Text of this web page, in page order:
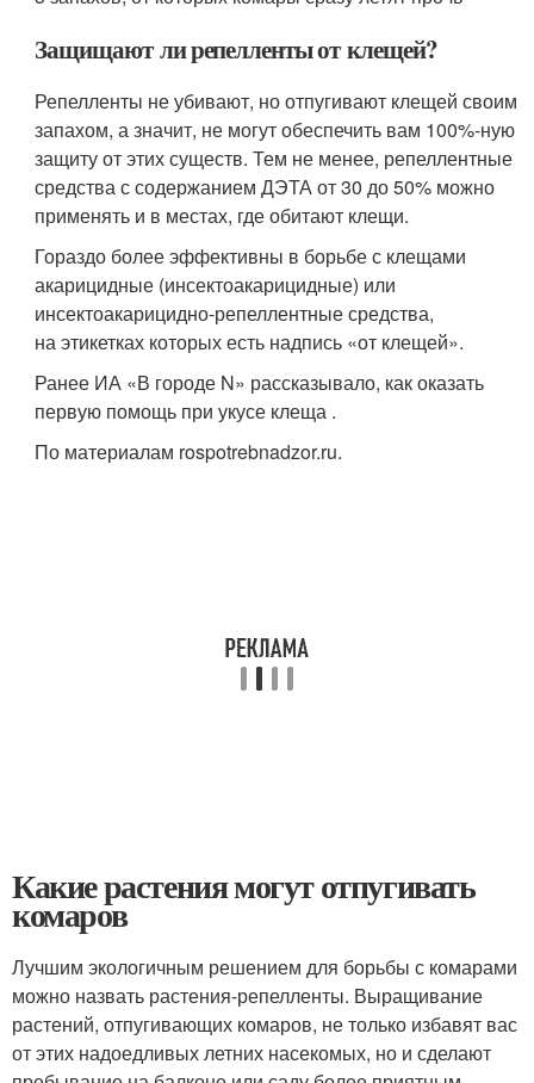
Защищают ли репелленты от клещей?
Репелленты не убивают, но отпугивают клещей своим
запахом, а значит, не могут обеспечить вам 100%-ную
защиту от этих существ. Тем не менее, репеллентные
средства с содержанием ДЭТА от 30 до 50% можно
применять и в местах, где обитают клещи.
Гораздо более эффективны в борьбе с клещами
акарицидные (инсектоакарицидные) или
инсектоакарицидно-репеллентные средства,
на этикетках которых есть надпись «от клещей».
Ранее ИА «В городе N» рассказывало, как оказать
первую помощь при укусе клеща .
По материалам rospotrebnadzor.ru.
Какие растения могут отпугивать
комаров
Лучшим экологичным решением для борьбы с комарами
можно назвать растения-репелленты. Выращивание
растений, отпугивающих комаров, не только избавят вас
от этих надоедливых летних насекомых, но и сделают